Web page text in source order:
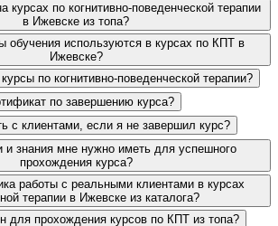
курсах по когнитивно-поведенческой терапии
в Ижевске из топа?
используются в курсах по КПТ в
Ижевске?
по когнитивно-поведенческой терапии?
по завершению курса?
с клиентами, если я не завершил курс?
и знания мне нужно иметь для успешного
прохождения курса?
работы с реальными клиентами в курсах
когнитивной терапии в Ижевске из каталога?
для прохождения курсов по КПТ из топа?